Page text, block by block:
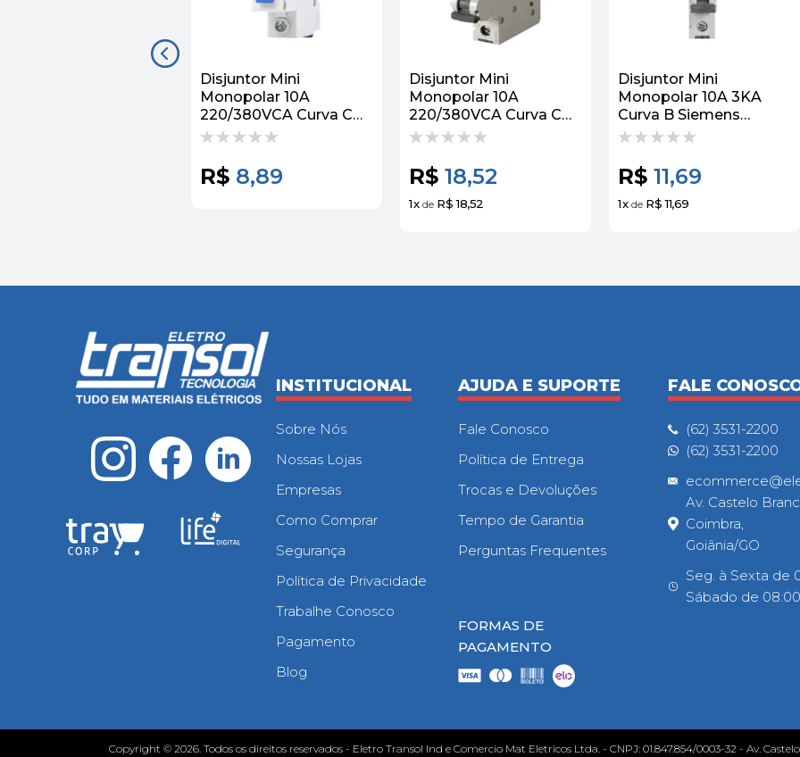
Disjuntor Mini
Monopolar 10A
220/380VCA Curva C
3KA 5SJ11107MB
R$ 8,89
Disjuntor Mini
Monopolar 10A
220/380VCA Curva C
4,5KA 5Sl31107MB
R$ 18,52
1x de R$ 18,52
Disjuntor Mini
Monopolar 10A 3KA
Curva B Siemens
5Sl11106MB Siemens
R$ 11,69
1x de R$ 11,69
INSTITUCIONAL
Sobre Nós
Nossas Lojas
Empresas
Como Comprar
Segurança
Política de Privacidade
Trabalhe Conosco
Pagamento
Blog
AJUDA E SUPORTE
Fale Conosco
Política de Entrega
Trocas e Devoluções
Tempo de Garantia
Perguntas Frequentes
FORMAS DE
PAGAMENTO
FALE
(62) 3531-2200
(62) 3531-2200
Av. Castelo
Coimbra,
Goiânia/GO
Seg. à Sexta de
Sábado de
Copyright © 2026. Todos os direitos reservados - Eletro Transol Ind e Comercio Mat Eletricos Ltda. - CNPJ: 01.847.854/0003-32 - Av.